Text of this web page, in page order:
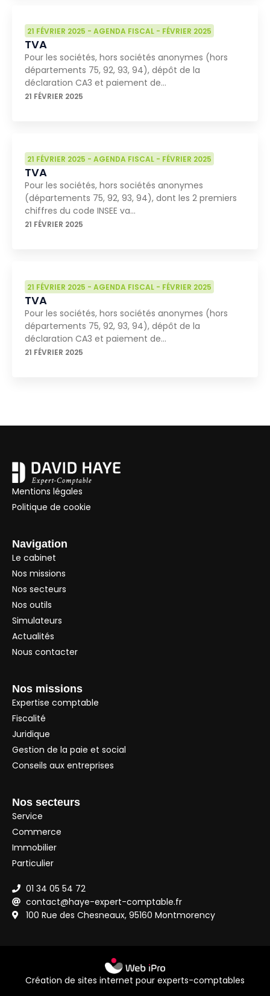
21 FÉVRIER 2025 - AGENDA FISCAL - FÉVRIER 2025
TVA
Pour les sociétés, hors sociétés anonymes (hors
départements 75, 92, 93, 94), dépôt de la
déclaration CA3 et paiement de…
21 FÉVRIER 2025
21 FÉVRIER 2025 - AGENDA FISCAL - FÉVRIER 2025
TVA
Pour les sociétés, hors sociétés anonymes
(départements 75, 92, 93, 94), dont les 2 premiers
chiffres du code INSEE va…
21 FÉVRIER 2025
21 FÉVRIER 2025 - AGENDA FISCAL - FÉVRIER 2025
TVA
Pour les sociétés, hors sociétés anonymes (hors
départements 75, 92, 93, 94), dépôt de la
déclaration CA3 et paiement de…
21 FÉVRIER 2025
Mentions légales
Politique de cookie
Navigation
Le cabinet
Nos missions
Nos secteurs
Nos outils
Simulateurs
Actualités
Nous contacter
Nos missions
Expertise comptable
Fiscalité
Juridique
Gestion de la paie et social
Conseils aux entreprises
Nos secteurs
Service
Commerce
Immobilier
Particulier
01 34 05 54 72
contact@haye-expert-comptable.fr
100 Rue des Chesneaux, 95160 Montmorency
Création de sites internet pour experts-comptables